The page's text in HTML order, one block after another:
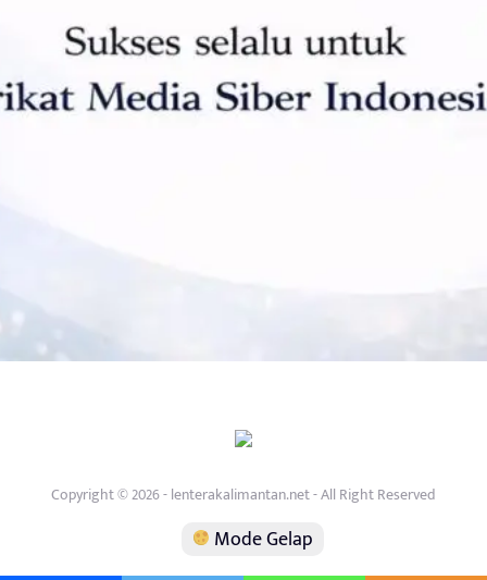
Copyright © 2026 - lenterakalimantan.net - All Right Reserved
Mode Gelap